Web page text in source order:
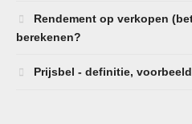
Rendement op verkopen
berekenen?
Prijsbel - definitie,